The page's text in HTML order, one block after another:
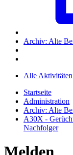
Archiv: Alte
Alle Aktivitäten
Startseite
Administration
Archiv: Alte
A30X -
Nachfolger